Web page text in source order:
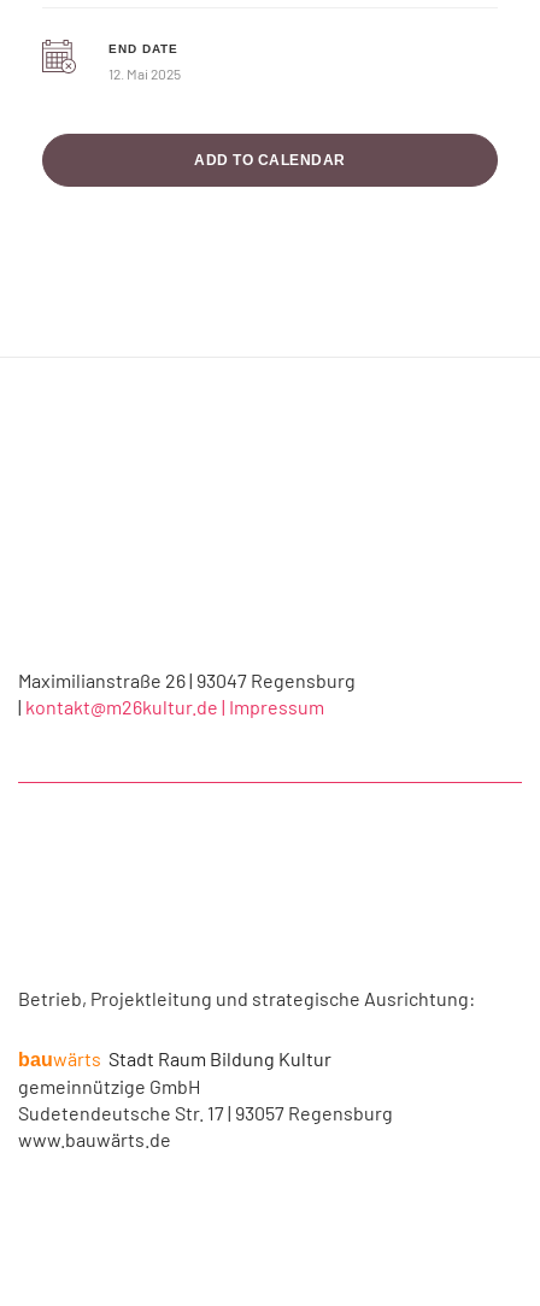
END DATE
12. Mai 2025
ADD TO CALENDAR
Maximilianstraße 26 | 93047 Regensburg
| kontakt@m26kultur.de | Impressum
Betrieb, Projektleitung und strategische Ausrichtung:
bauwärts Stadt Raum Bildung Kultur
gemeinnützige GmbH
Sudetendeutsche Str. 17 | 93057 Regensburg
www.bauwärts.de